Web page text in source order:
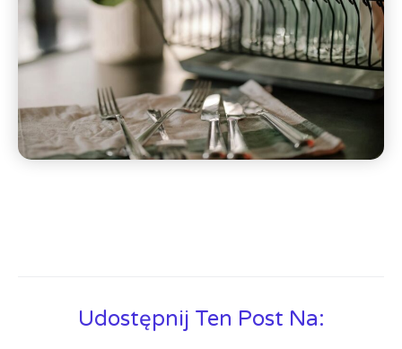
Udostępnij Ten Post Na: